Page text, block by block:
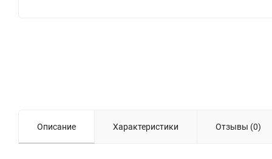
Описание Характеристики Отзывы (0)